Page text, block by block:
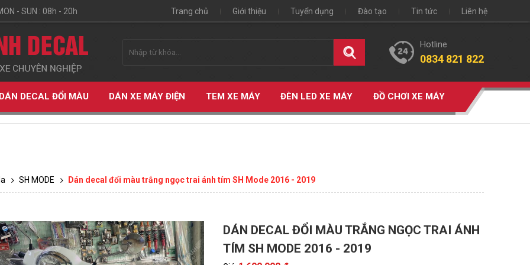
- SUN : 08h - 20h Trang chủ Giới thiệu Tuyển dụng Đào tạo Tin tức Liên hệ
Hotline
0834 821 822
DÁN DECAL ĐỔI MÀU DÁN XE MÁY ĐIỆN TEM XE MÁY ĐÈN LED XE MÁY ĐỒ CHƠI XE MÁY
SH MODE Dán decal đổi màu trắng ngọc trai ánh tím SH Mode 2016 - 2019
DÁN DECAL ĐỔI MÀU TRẮNG NGỌC TRAI ÁNH
TÍM SH MODE 2016 - 2019